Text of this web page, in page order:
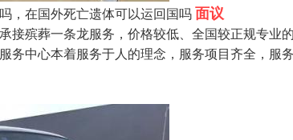
，在国外死亡遗体可以运回国吗面议
殡葬一条龙服务，价格较低、全国较正规专业
中心本着服务于人的理念，服务项目齐全，服